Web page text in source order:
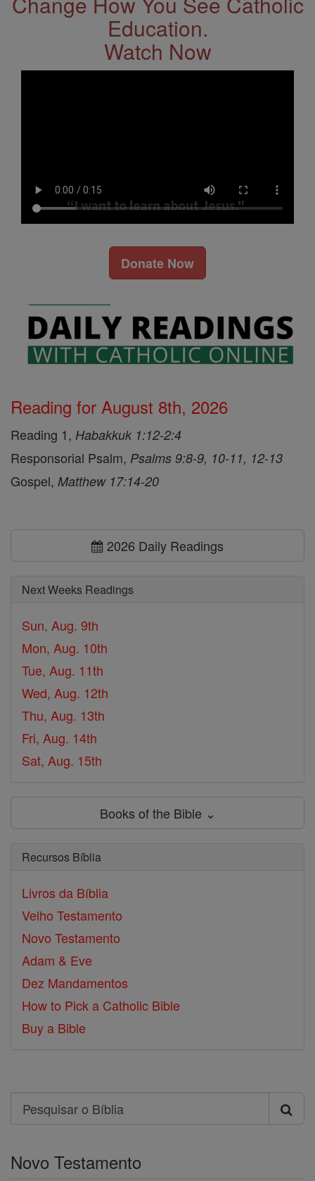
Education.
Watch Now
Donate Now
Reading for August 8th, 2026
Reading 1, Habakkuk 1:12-2:4
Responsorial Psalm, Psalms 9:8-9, 10-11, 12-13
Gospel, Matthew 17:14-20
2026 Daily Readings
Next Weeks Readings
Sun, Aug. 9th
Mon, Aug. 10th
Tue, Aug. 11th
Wed, Aug. 12th
Thu, Aug. 13th
Fri, Aug. 14th
Sat, Aug. 15th
Books of the Bible ⌄
Recursos Bíblia
Livros da Bíblia
Velho Testamento
Novo Testamento
Adam & Eve
Dez Mandamentos
How to Pick a Catholic Bible
Buy a Bible
Search
Pesquisar
Bíblia
Novo Testamento